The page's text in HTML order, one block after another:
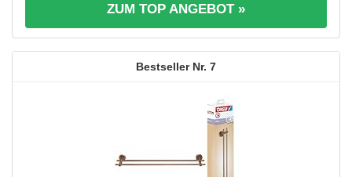
ZUM TOP ANGEBOT »
7